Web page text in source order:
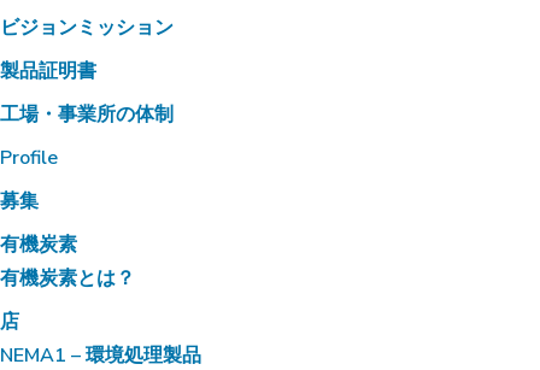
ビジョンミッション
製品証明書
工場・事業所の体制
Profile
募集
有機炭素
有機炭素とは？
店
NEMA1 – 環境処理製品